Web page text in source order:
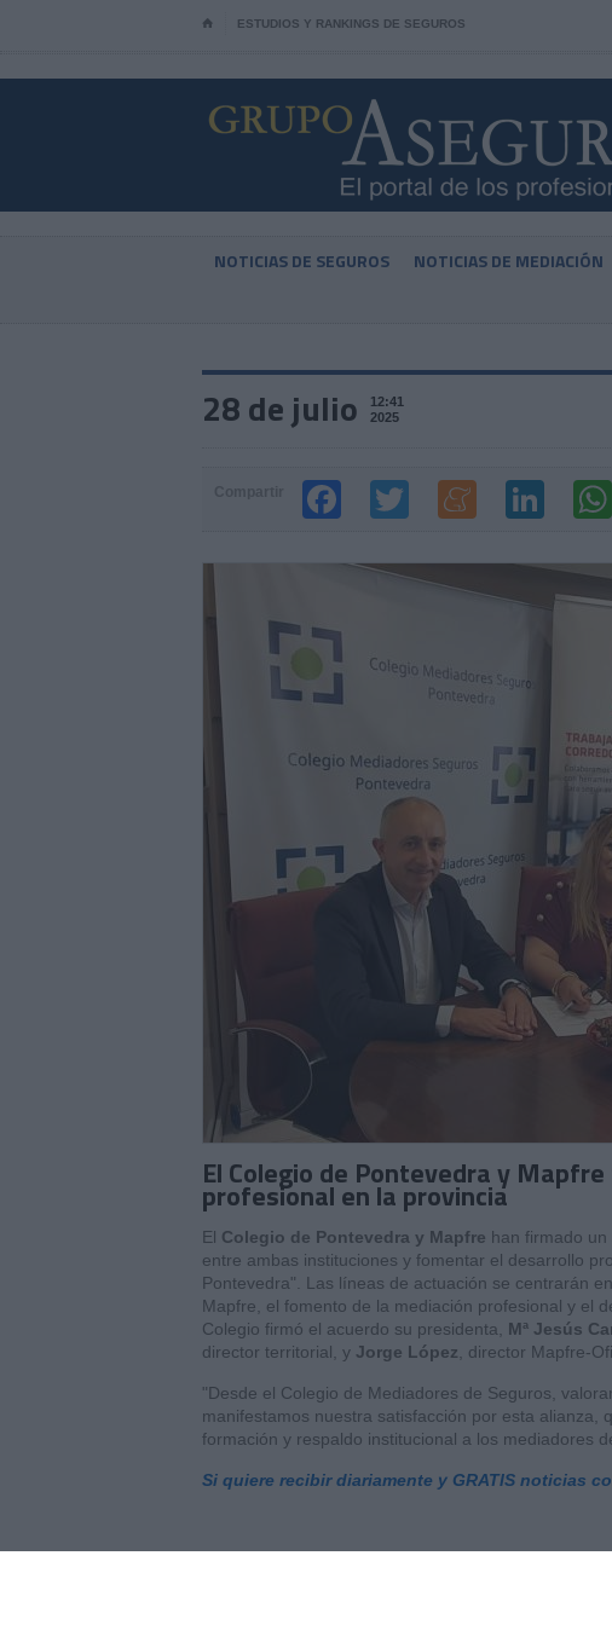
⌂ ESTUDIOS Y RANKINGS DE SEGUROS
NOTICIAS DE SEGUROS NOTICIAS DE MEDIACIÓN
28 de julio
12:41
2025
El Colegio de Pontevedra y
profesional en la provincia
El Colegio de Pontevedra y Mapfre han firmado un
entre ambas instituciones y fomentar el desarrollo
Pontevedra". Las líneas de actuación se centrarán
Mapfre, el fomento de la mediación profesional y el
Colegio firmó el acuerdo su presidenta, Mª Jesús
director territorial, y Jorge López , director Mapfre-
"Desde el Colegio de Mediadores de Seguros,
manifestamos nuestra satisfacción por esta alianza,
formación y respaldo institucional a los mediadores
Si quiere recibir diariamente y GRATIS noticias